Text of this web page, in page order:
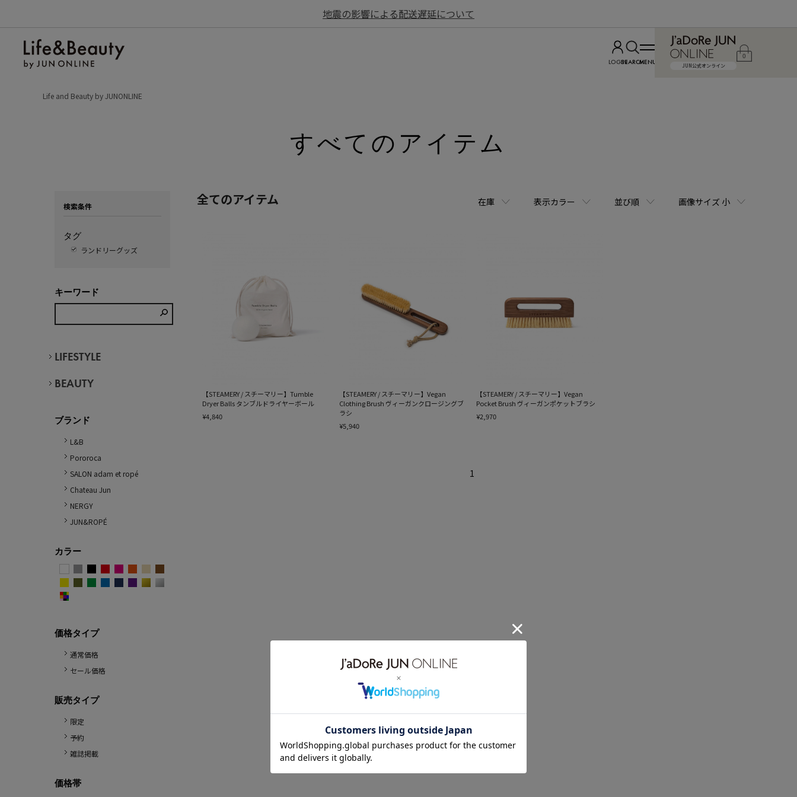
地震の影響による配送遅延について
LOGINSEARCHMENU JUN公式オンライン
0
Life and Beauty by JUNONLINE
すべてのアイテム
検索条件
タグ
ランドリーグッズ
キーワード
LIFESTYLE
BEAUTY
ブランド
L&B
Pororoca
SALON adam et ropé
Chateau Jun
NERGY
JUN&ROPÉ
カラー
価格タイプ
通常価格
セール価格
販売タイプ
限定
予約
雑誌掲載
価格帯
全てのアイテム 在庫 表示カラー 並び順 画像サイズ 小
【STEAMERY / スチーマリー】Tumble
Dryer Balls タンブルドライヤーボール
¥4,840
【STEAMERY / スチーマリー】Vegan
Clothing Brush ヴィーガンクロージングブ
ラシ
¥5,940
【STEAMERY / スチーマリー】Vegan
Pocket Brush ヴィーガンポケットブラシ
¥2,970
1